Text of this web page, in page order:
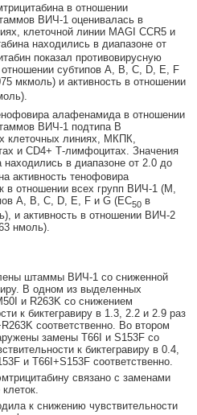
в отношении
ВИЧ-1 оценивалась в
клеточной линии MAGI CCR5 и
находились в диапазоне от
показал противовирусную
отношении субтипов A, B, C, D, E, F
мкмоль) и активность в отношении
алафенамида в отношении
ВИЧ-1 подтипа В
клеточных линиях, МКПК,
и CD4+ Т-лимфоцитах. Значения
в диапазоне от 2.0 до
активность тенофовира
в отношении всех групп ВИЧ-1 (M,
A, B, C, D, E, F и G (EC50 в
и активность в отношении ВИЧ-2
нмоль).
штаммы ВИЧ-1 со сниженной
В одном из выделенных
и R263K со снижением
к биктегравиру в 1.3, 2.2 и 2.9 раз
соответственно. Во втором
замены T66I и S153F со
к биктегравиру в 0.4,
и T66I+S153F соответственно.
связано с заменами
к снижению чувствительности